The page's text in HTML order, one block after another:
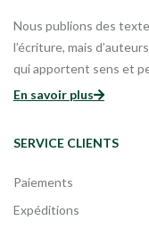
Nous publions des
l’écriture, mais
qui apportent sens et
En savoir plus
SERVICE CLIENTS
Paiements
Expéditions